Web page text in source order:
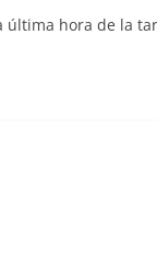
última hora de la